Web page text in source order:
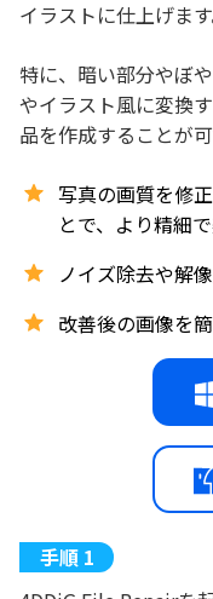
イラストに仕上げます
特に、暗い部分やぼ
やイラスト風に変換
品を作成することが可
写真の画質を修
とで、より精細
ノイズ除去や解
改善後の画像を